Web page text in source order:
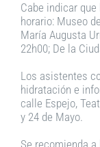
Cabe indicar
horario: Museo
María Augusta
22h00; De la
Los asistentes
hidratación e
calle Espejo,
y 24 de Mayo.
Se recomienda